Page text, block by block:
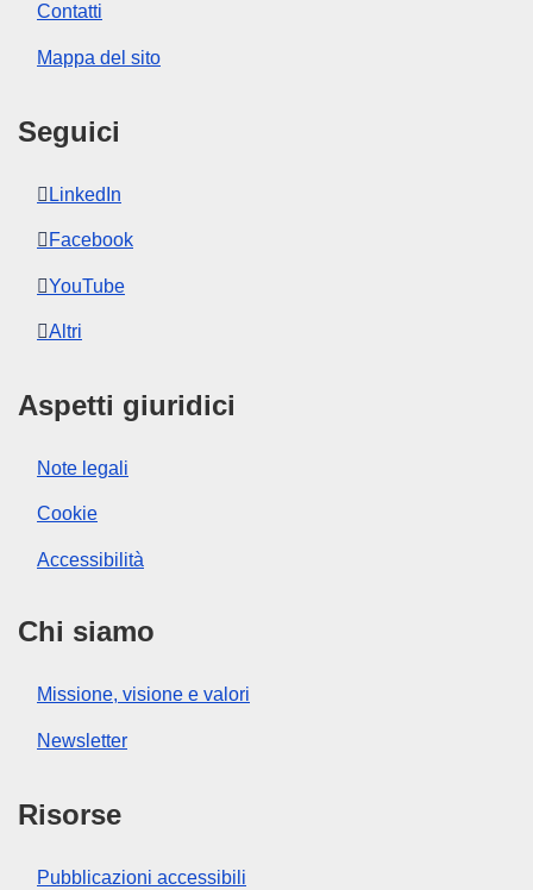
Contatti
Mappa del sito
Seguici
LinkedIn
Facebook
YouTube
Altri
Aspetti giuridici
Note legali
Cookie
Accessibilità
Chi siamo
Missione, visione e valori
Newsletter
Risorse
Pubblicazioni accessibili